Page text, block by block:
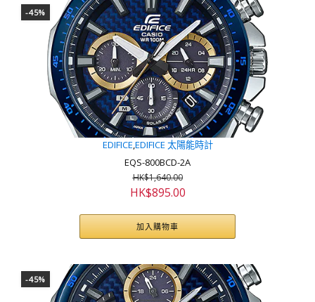
-45%
EDIFICE,EDIFICE 太陽能時計
EQS-800BCD-2A
HK$1,640.00
原
價
格：
HK$1,640.00。
HK$895.00目
價
格：
HK$895.00。
加入購物車
-45%